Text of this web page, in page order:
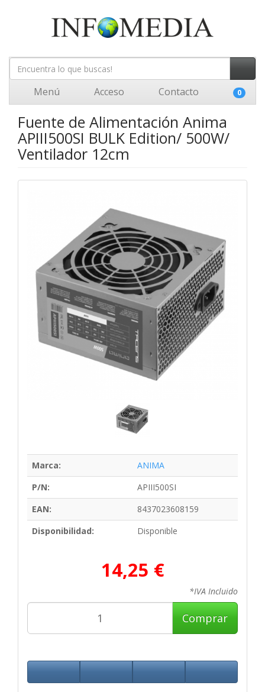
Menú Acceso Contacto 0
Fuente de Alimentación Anima
APIII500SI BULK Edition/ 500W/
Ventilador 12cm
Marca:
ANIMA
P/N:
APIII500SI
EAN:
8437023608159
Disponibilidad:
Disponible
14,25 €
*IVA Incluido
Comprar